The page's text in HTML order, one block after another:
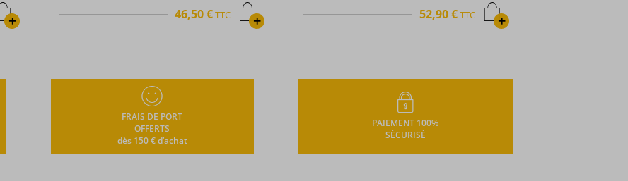
+ +
52,90 €TTC +
39,22 €TTC
FRAIS DE PORT
OFFERTS
dès 150 € d’achat
PAIEMENT 100%
SÉCURISÉ